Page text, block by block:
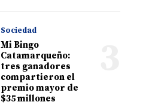
Sociedad
Mi Bingo
Catamarqueño:
tres ganadores
compartieron el
premio mayor de
$35 millones